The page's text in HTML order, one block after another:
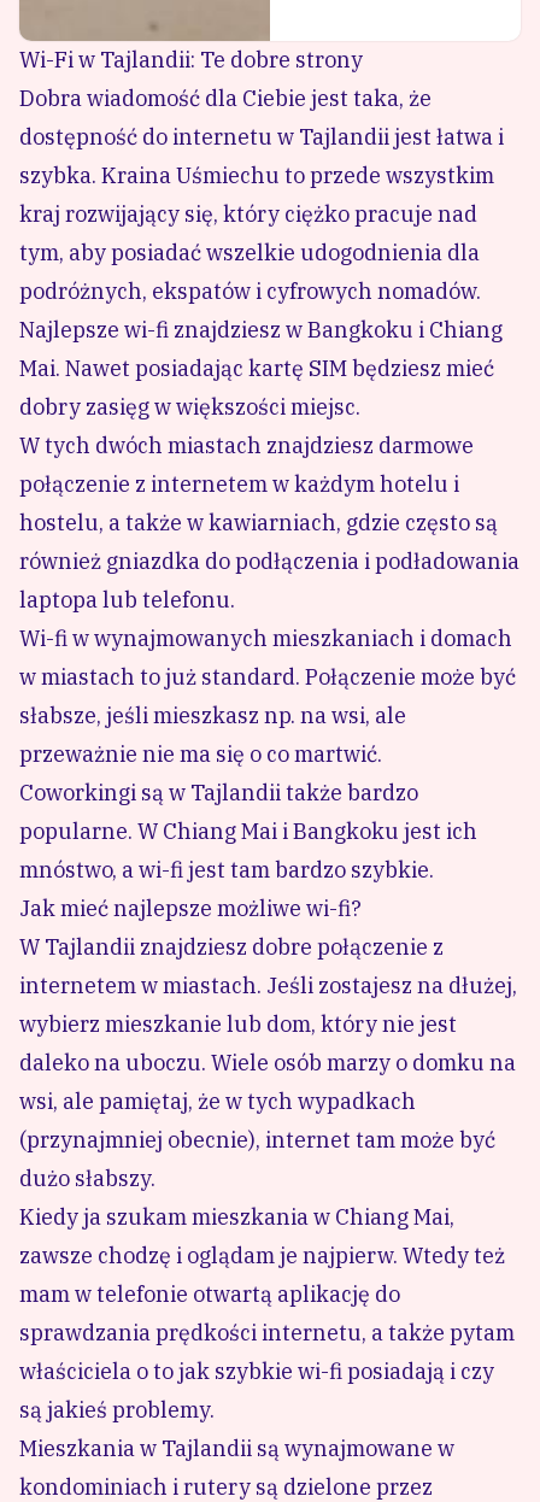
Wi-Fi w Tajlandii: Te dobre strony
Dobra wiadomość dla Ciebie jest taka, że
dostępność do internetu w Tajlandii jest łatwa i
szybka. Kraina Uśmiechu to przede wszystkim
kraj rozwijający się, który ciężko pracuje nad
tym, aby posiadać wszelkie udogodnienia dla
podróżnych, ekspatów i cyfrowych nomadów.
Najlepsze wi-fi znajdziesz w Bangkoku i Chiang
Mai. Nawet posiadając kartę SIM będziesz mieć
dobry zasięg w większości miejsc.
W tych dwóch miastach znajdziesz darmowe
połączenie z internetem w każdym hotelu i
hostelu, a także w kawiarniach, gdzie często są
również gniazdka do podłączenia i podładowania
laptopa lub telefonu.
Wi-fi w wynajmowanych mieszkaniach i domach
w miastach to już standard. Połączenie może być
słabsze, jeśli mieszkasz np. na wsi, ale
przeważnie nie ma się o co martwić.
Coworkingi są w Tajlandii także bardzo
popularne. W Chiang Mai i Bangkoku jest ich
mnóstwo, a wi-fi jest tam bardzo szybkie.
Jak mieć najlepsze możliwe wi-fi?
W Tajlandii znajdziesz dobre połączenie z
internetem w miastach. Jeśli zostajesz na dłużej,
wybierz mieszkanie lub dom, który nie jest
daleko na uboczu. Wiele osób marzy o domku na
wsi, ale pamiętaj, że w tych wypadkach
(przynajmniej obecnie), internet tam może być
dużo słabszy.
Kiedy ja szukam mieszkania w Chiang Mai,
zawsze chodzę i oglądam je najpierw. Wtedy też
mam w telefonie otwartą aplikację do
sprawdzania prędkości internetu, a także pytam
właściciela o to jak szybkie wi-fi posiadają i czy
są jakieś problemy.
Mieszkania w Tajlandii są wynajmowane w
kondominiach i rutery są dzielone przez